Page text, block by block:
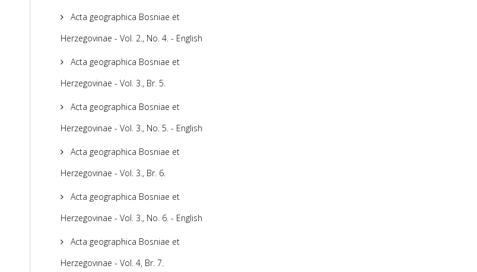
Acta geographica Bosniae et
Herzegovinae - Vol. 2., No. 4. - English
Acta geographica Bosniae et
Herzegovinae - Vol. 3., Br. 5.
Acta geographica Bosniae et
Herzegovinae - Vol. 3., No. 5. - English
Acta geographica Bosniae et
Herzegovinae - Vol. 3., Br. 6.
Acta geographica Bosniae et
Herzegovinae - Vol. 3., No. 6. - English
Acta geographica Bosniae et
Herzegovinae - Vol. 4, Br. 7.